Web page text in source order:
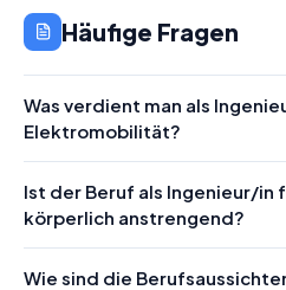
Häufige Fragen
Was verdient man als
Elektromobilität?
Ist der Beruf als Ingenieur/
körperlich anstrengend?
Wie sind die